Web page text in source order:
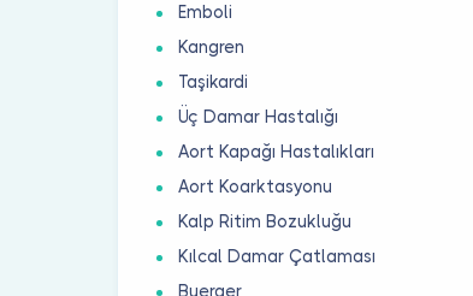
Emboli
Kangren
Taşikardi
Üç Damar Hastalığı
Aort Kapağı Hastalıkları
Aort Koarktasyonu
Kalp Ritim Bozukluğu
Kılcal Damar Çatlaması
Buerger